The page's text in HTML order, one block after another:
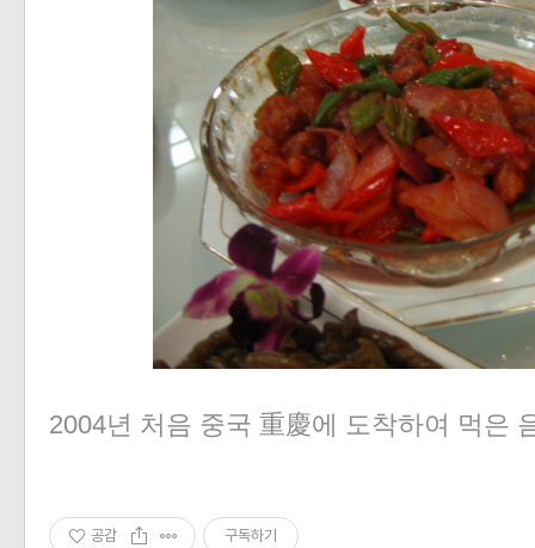
2004년 처음 중국 重慶에 도착하여 먹은
공감 구독하기